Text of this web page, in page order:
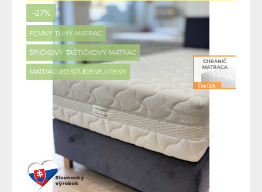
-27%
PEVNÝ TUHÝ MATRAC
ŠPIČKOVÝ TAŠTIČKOVÝ MATRAC
MATRAC ZO STUDENEJ PENY